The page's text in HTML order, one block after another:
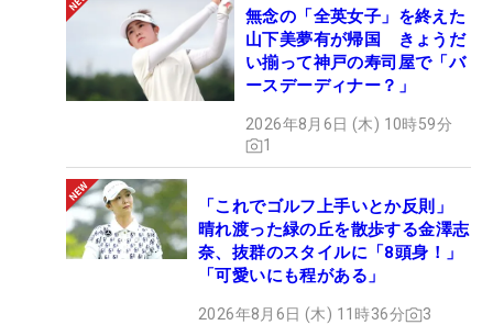
無念の「全英女子」を終えた
山下美夢有が帰国 きょうだ
い揃って神戸の寿司屋で「バ
ースデーディナー？」
2026年8月6日 (木) 10時59分
1
「これでゴルフ上手いとか反則」
晴れ渡った緑の丘を散歩する金澤志
奈、抜群のスタイルに「8頭身！」
「可愛いにも程がある」
2026年8月6日 (木) 11時36分 3